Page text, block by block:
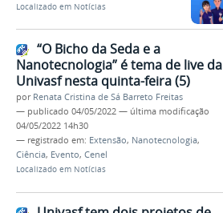
Localizado em Notícias
“O Bicho da Seda e a
Nanotecnologia” é tema de live da
Univasf nesta quinta-feira (5)
por Renata Cristina de Sá Barreto Freitas
— publicado 04/05/2022 — última modificação
04/05/2022 14h30
— registrado em: Extensão, Nanotecnologia,
Ciência, Evento, Cenel
Localizado em Notícias